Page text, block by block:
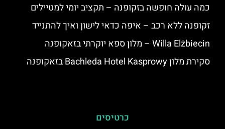
כמה עולה חופשה בזקופנה – תקציב יומי למטיילים
זקופנה ללא רכב – איפה כדאי לישון ואיך להתנייד
Willa Elżbiecin – מלון ספא יוקרתי בזאקופנה
סקירת מלון Bachleda Hotel Kasprowy בזאקופנה
כרטיסים